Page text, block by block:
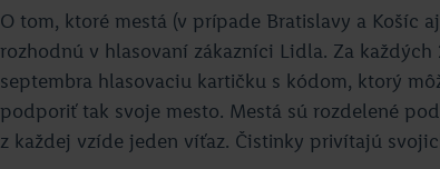
O tom, ktoré mestá (v prípade Bratislavy a Košíc
rozhodnú v hlasovaní zákazníci Lidla. Za
septembra hlasovaciu kartičku s kódom, ktorý
podporiť tak svoje mesto. Mestá sú rozdelené
z každej vzíde jeden víťaz. Čistinky privítajú